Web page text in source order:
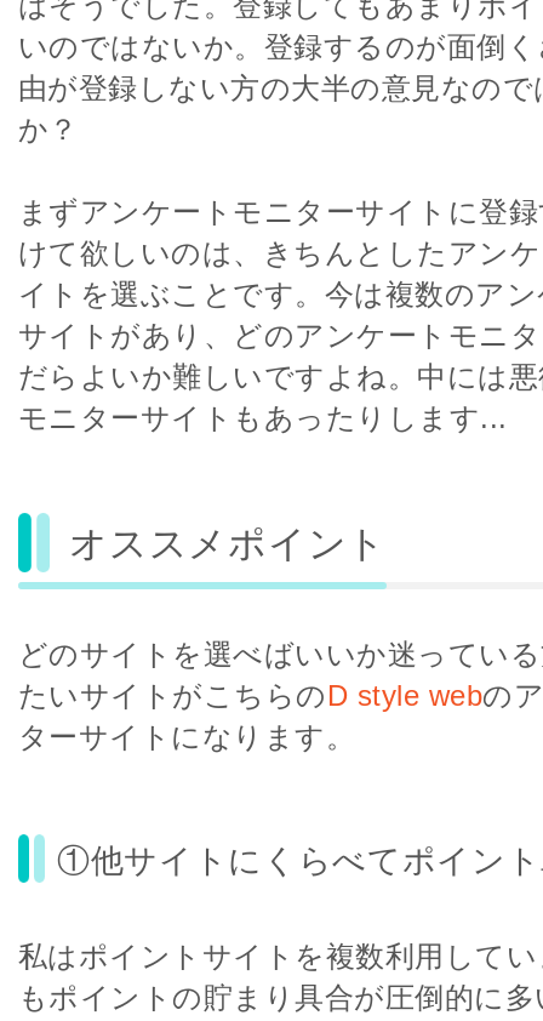
いのではないか。登録するのが面倒
由が登録しない方の大半の意見なの
か？
まずアンケートモニターサイトに登
けて欲しいのは、きちんとしたアン
イトを選ぶことです。今は複数のア
サイトがあり、どのアンケートモニ
だらよいか難しいですよね。中には
モニターサイトもあったりします...
オススメポイント
どのサイトを選べばいいか迷ってい
たいサイトがこちらのD style webの
ターサイトになります。
①他サイトにくらべてポイン
私はポイントサイトを複数利用して
もポイントの貯まり具合が圧倒的に